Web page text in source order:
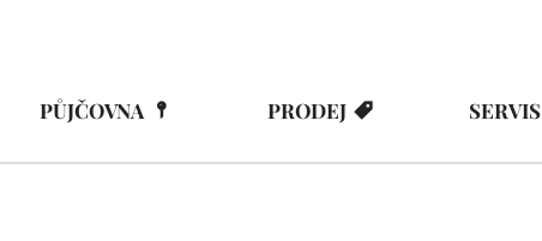
PŮJČOVNA PRODEJ SERVIS